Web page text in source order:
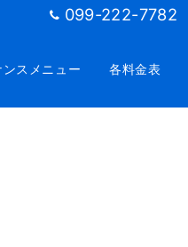
099-222-7782
ンスメニュー 各料金表